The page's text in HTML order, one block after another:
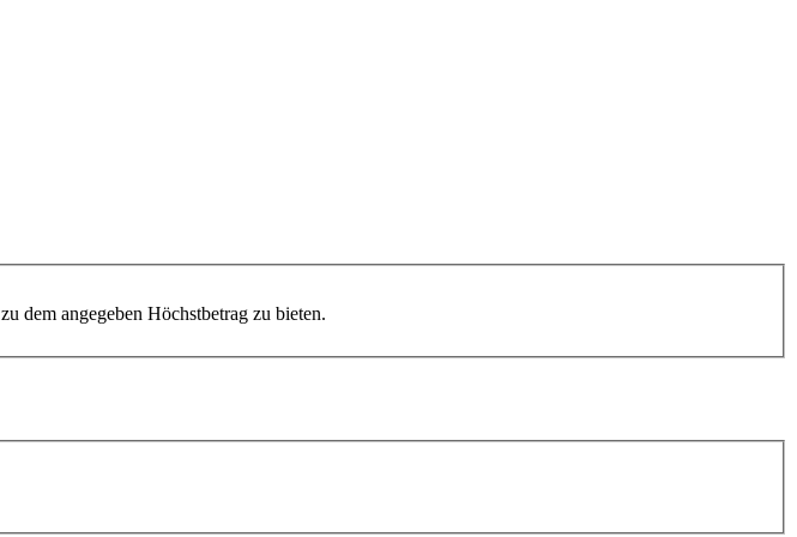
dem angegeben Höchstbetrag zu bieten.